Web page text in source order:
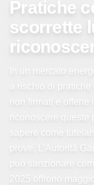
Pratiche
scorrette
In un mercato
a rischio di
non firmati e
riconoscere
sapere come
prove. L'Autorità
può sanzionare
2025 offrono